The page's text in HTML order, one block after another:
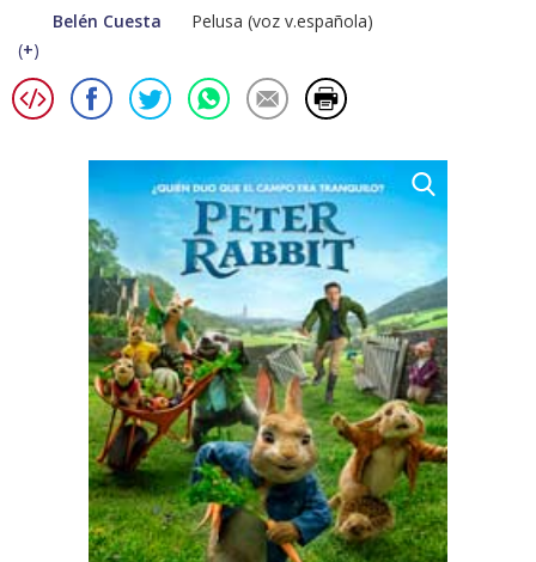
Belén Cuesta
Pelusa (voz v.española)
(+)